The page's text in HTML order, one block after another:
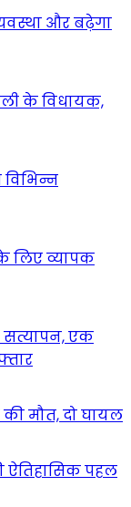
और बढ़ेगा
के विधायक,
के लिए व्यापक
एक
मौत, दो घायल
ऐतिहासिक पहल